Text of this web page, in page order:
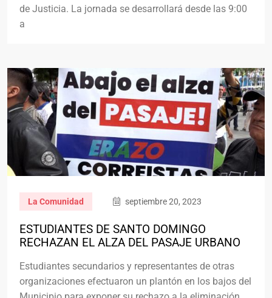
de Justicia. La jornada se desarrollará desde las 9:00
a
La Comunidad septiembre 20, 2023
ESTUDIANTES DE SANTO DOMINGO
RECHAZAN EL ALZA DEL PASAJE URBANO
Estudiantes secundarios y representantes de otras
organizaciones efectuaron un plantón en los bajos del